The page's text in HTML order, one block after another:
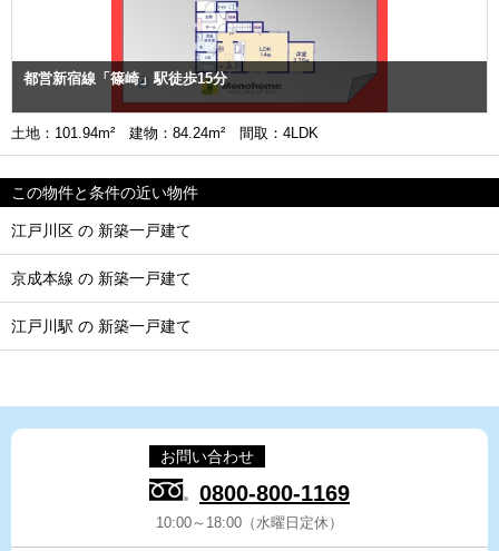
都営新宿線「篠崎」駅徒歩15分
土地：101.94m² 建物：84.24m² 間取：4LDK
この物件と条件の近い物件
江戸川区 の 新築一戸建て
京成本線 の 新築一戸建て
江戸川駅 の 新築一戸建て
お問い合わせ
0800-800-1169
10:00～18:00（水曜日定休）